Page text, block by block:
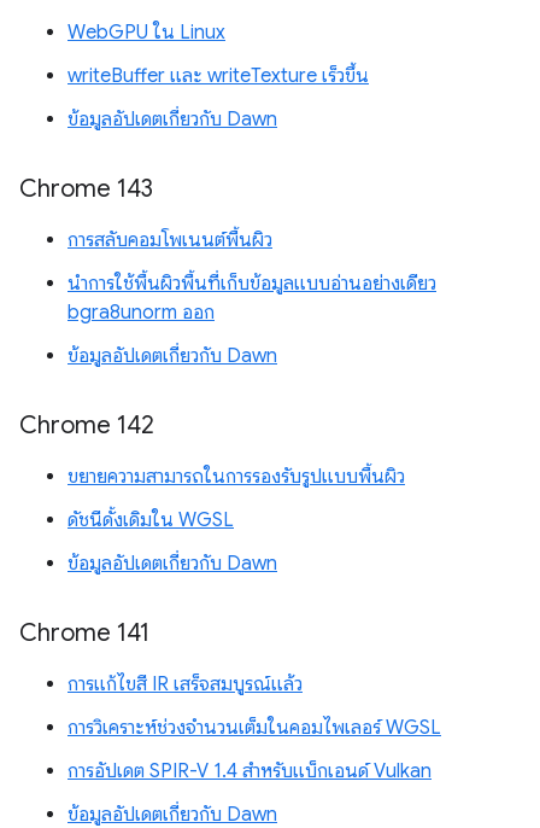
WebGPU ใน Linux
writeBuffer และ writeTexture เร็วขึ้น
ข้อมูลอัปเดตเกี่ยวกับ Dawn
Chrome 143
การสลับคอมโพเนนต์พื้นผิว
นำการใช้พื้นผิวพื้นที่เก็บข้อมูลแบบอ่านอย่างเดียว
bgra8unorm ออก
ข้อมูลอัปเดตเกี่ยวกับ Dawn
Chrome 142
ขยายความสามารถในการรองรับรูปแบบพื้นผิว
ดัชนีดั้งเดิมใน WGSL
ข้อมูลอัปเดตเกี่ยวกับ Dawn
Chrome 141
การแก้ไขสี IR เสร็จสมบูรณ์แล้ว
การวิเคราะห์ช่วงจำนวนเต็มในคอมไพเลอร์ WGSL
การอัปเดต SPIR-V 1.4 สำหรับแบ็กเอนด์ Vulkan
ข้อมูลอัปเดตเกี่ยวกับ Dawn